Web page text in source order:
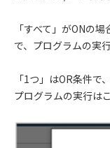
「すべて」がONの
で、プログラムの実
「1つ」はOR条件で
プログラムの実行は